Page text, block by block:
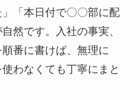
「本日付で〇〇部に配
然です。入社の事実、
番に書けば、無理に
わなくても丁寧にまと